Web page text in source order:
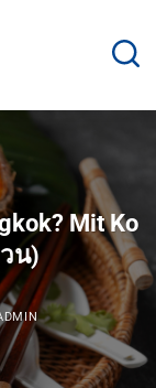
Mit Ko
น)